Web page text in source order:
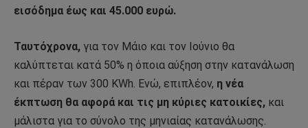
εισόδημα έως και 45.000 ευρώ.
Ταυτόχρονα, για τον Μάιο και τον Ιούνιο θα
καλύπτεται κατά 50% η όποια αύξηση στην κατανάλωση
και πέραν των 300 KWh. Ενώ, επιπλέον, η νέα
έκπτωση θα αφορά και τις μη κύριες κατοικίες, και
μάλιστα για το σύνολο της μηνιαίας κατανάλωσης.